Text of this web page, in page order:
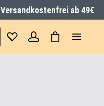
Versandkostenfrei ab 49€